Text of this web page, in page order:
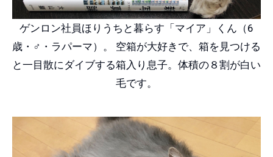
ゲンロン社員ほりうちと暮らす「マイア」くん（6
歳・♂・ラパーマ）。 空箱が大好きで、箱を見つける
と一目散にダイブする箱入り息子。体積の８割が白い
毛です。